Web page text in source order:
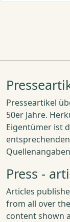
Presseartikel
50er Jahre.
Eigentümer ist
Press -
Articles
from all over
content shown